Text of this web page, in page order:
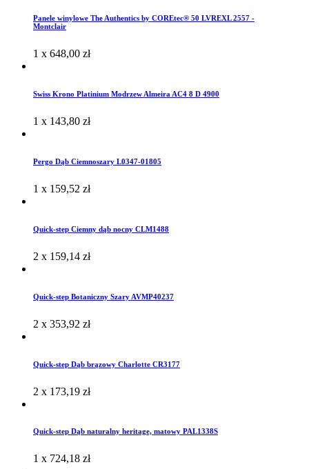
Panele winylowe The Authentics by COREtec® 50 LVREXL 2557 -
Montclair
1 x 648,00 zł
Swiss Krono Platinium Modrzew Almeira AC4 8 D 4900
1 x 143,80 zł
Pergo Dąb Ciemnoszary L0347-01805
1 x 159,52 zł
Quick-step Ciemny dąb nocny CLM1488
2 x 159,14 zł
Quick-step Botaniczny Szary AVMP40237
2 x 353,92 zł
Quick-step Dąb brązowy Charlotte CR3177
2 x 173,19 zł
Quick-step Dąb naturalny heritage, matowy PAL1338S
1 x 724,18 zł